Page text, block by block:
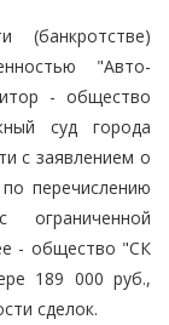
(банкротстве)
"Авто-
- общество
суд города
с заявлением о
перечислению
- общество "СК
189 000 руб.,
сделок.